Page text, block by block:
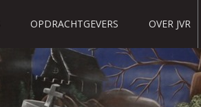
OPDRACHTGEVERS OVER JVR